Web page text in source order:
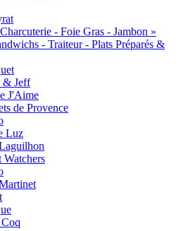
- Foie Gras - Jambon »
- Traiteur - Plats Préparés &
& Jeff
J'Aime
de Provence
Luz
Watchers